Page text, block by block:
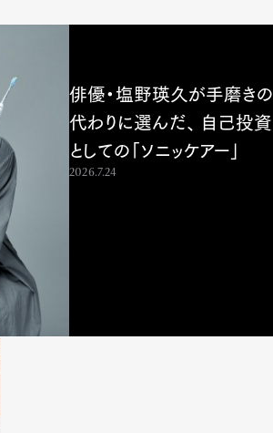
俳優・塩野瑛久が手磨きの
代わりに選んだ、 自己投資
としての「ソニッケアー」
2026.7.24